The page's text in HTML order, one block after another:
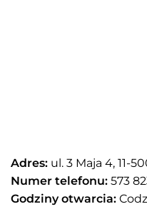
Adres: ul. 3 Maja 4, 11-
Numer telefonu: 573
Godziny otwarcia: